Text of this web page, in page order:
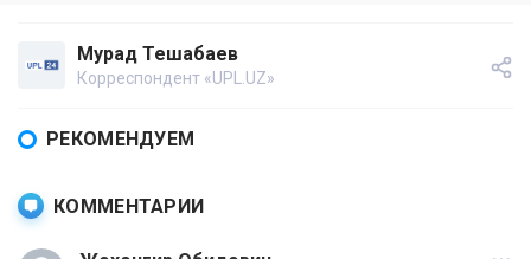
Мурад Тешабаев
Корреспондент «UPL.UZ»
РЕКОМЕНДУЕМ
КОММЕНТАРИИ